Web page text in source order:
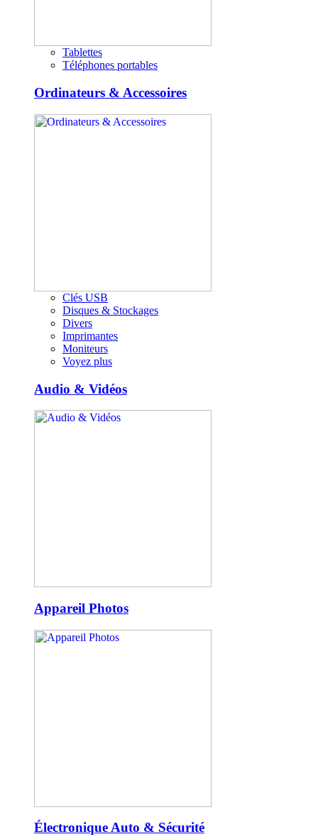
Tablettes
Téléphones portables
Ordinateurs & Accessoires
Clés USB
Disques & Stockages
Divers
Imprimantes
Moniteurs
Voyez plus
Audio & Vidéos
Appareil Photos
Électronique Auto & Sécurité